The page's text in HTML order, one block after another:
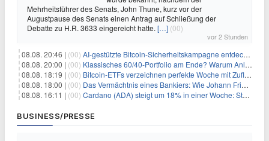
Mehrheitsführer des Senats, John Thune, kurz vor der
Augustpause des Senats einen Antrag auf Schließung der
Debatte zu H.R. 3633 eingereicht hatte. […] (00)
vor 2 Stunden
08.08. 20:46 | (00) AI-gestützte Bitcoin-Sicherheitskampagne entdeckt fast 5.000 Softwareprobleme in 390 Projekten
08.08. 20:00 | (00) Klassisches 60/40-Portfolio am Ende? Warum Anleger jetzt radikal umdenken müssen
08.08. 18:19 | (00) Bitcoin-ETFs verzeichnen perfekte Woche mit Zuflüssen auf 3-Monats-Hoch
08.08. 18:00 | (00) Das Vermächtnis eines Bankiers: Wie Johann Friedrich Städel sein Imperium unsterblich machte
08.08. 16:11 | (00) Cardano (ADA) steigt um 18% in einer Woche: Steht ein Kurs von $0,30 bevor?
BUSINESS/PRESSE